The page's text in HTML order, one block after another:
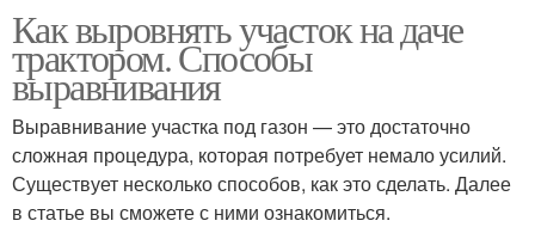
Как выровнять участок на даче
трактором. Способы
выравнивания
Выравнивание участка под газон — это достаточно
сложная процедура, которая потребует немало усилий.
Существует несколько способов, как это сделать. Далее
в статье вы сможете с ними ознакомиться.